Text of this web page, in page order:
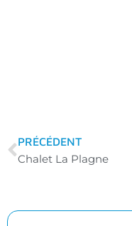
PRÉCÉDENT
Chalet La Plagne